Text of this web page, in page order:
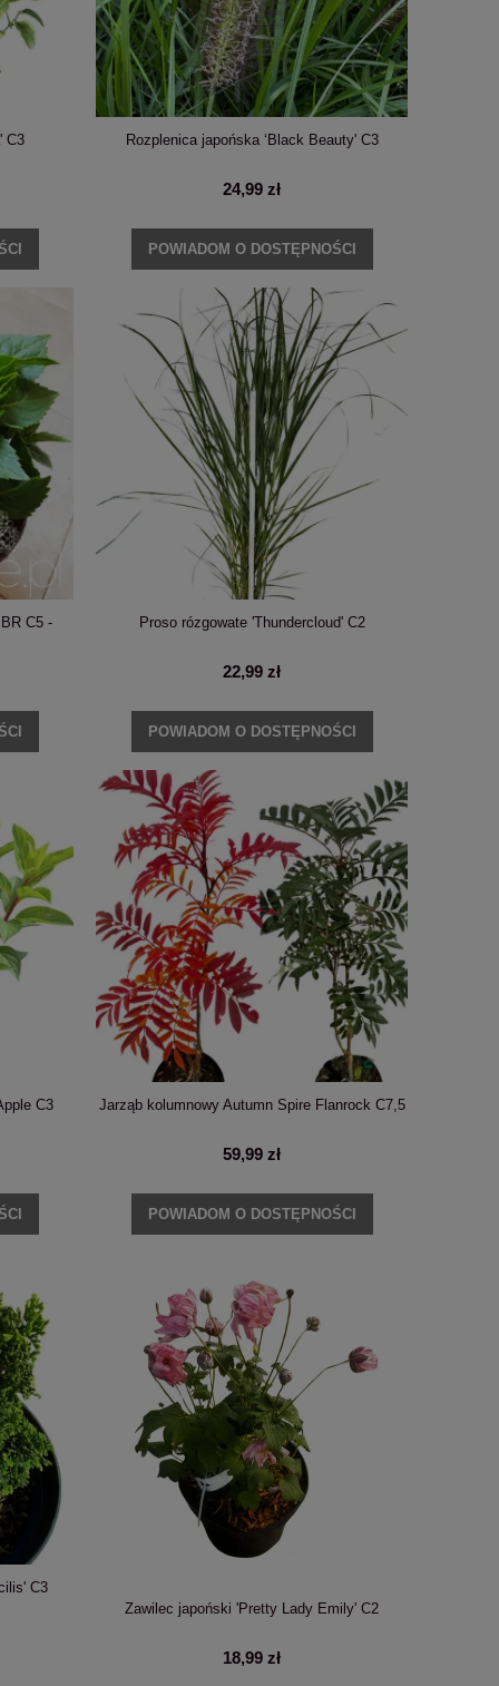
PRZEDSPRZEDAŻ: Hortensja ogrodowa 'Red
Beauty'
38,99 zł
DO KOSZYKA
C3 Rozplenica japońska ‘Black Beauty' C3
24,99 zł
POWIADOM O DOSTĘPNOŚCI
C5 -
Proso rózgowate 'Thundercloud' C2
22,99 zł
POWIADOM O DOSTĘPNOŚCI
C3 Jarząb kolumnowy Autumn Spire Flanrock C7,5
59,99 zł
POWIADOM O DOSTĘPNOŚCI
C3
Zawilec japoński 'Pretty Lady Emily' C2
18,99 zł